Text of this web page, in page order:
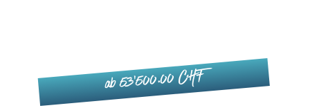
ab 53'500.00 CHF